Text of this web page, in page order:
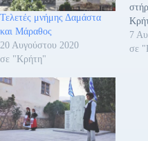
Τελετές μνήμης Δαμάστα
και Μάραθος
20 Αυγούστου 2020
σε "Κρήτη"
7
σε